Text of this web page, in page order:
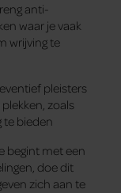
anti-
waar je vaak
wrijving te
pleisters
zoals
te bieden​
begint met een
doe dit
zich aan te